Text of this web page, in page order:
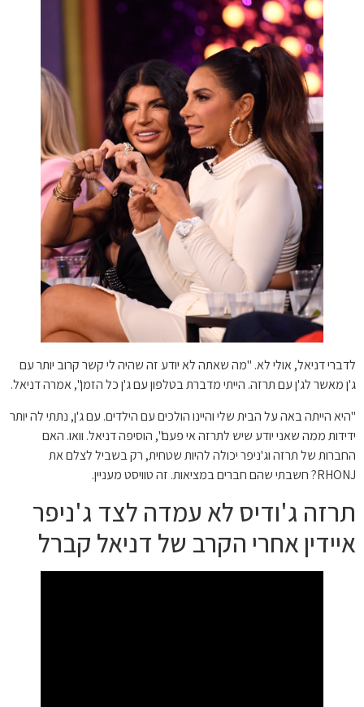
לדברי דניאל, אולי לא. "מה שאתה לא יודע זה שהיה לי קשר קרוב יותר עם
ג'ן מאשר לג'ן עם תרזה. הייתי מדברת בטלפון עם ג'ן כל הזמן", אמרה דניאל.
"היא הייתה באה על הבית שלי והיינו הולכים עם הילדים. עם ג'ן, נתתי לה יותר
ידידות ממה שאני יודע שיש לתרזה אי פעם", הוסיפה דניאל. וואו. האם
החברות של תרזה וג'ניפר יכולה להיות שטחית, רק בשביל לצלם את
RHONJ? חשבתי שהם חברים במציאות. זה טוויסט מעניין.
תרזה ג'ודיס לא עמדה לצד ג'ניפר
איידין אחרי הקרב של דניאל קברל